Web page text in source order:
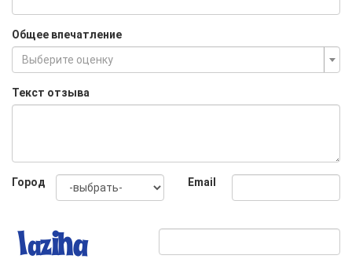
Общее впечатление
Выберите оценку
Текст отзыва
Город Email